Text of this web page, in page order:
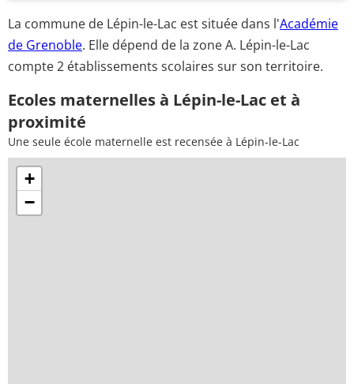
La commune de Lépin-le-Lac est située dans l'Académie
de Grenoble. Elle dépend de la zone A. Lépin-le-Lac
compte 2 établissements scolaires sur son territoire.
Ecoles maternelles à Lépin-le-Lac et à
proximité
Une seule école maternelle est recensée à Lépin-le-Lac
+
−